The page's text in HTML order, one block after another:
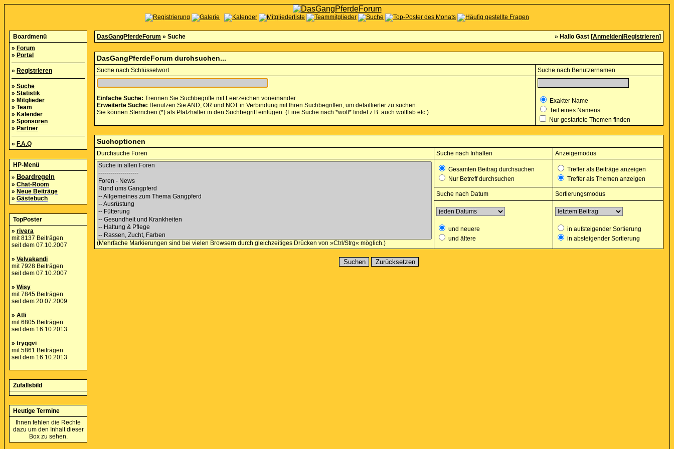
Boardmenü
» Forum
» Portal
» Registrieren
» Suche
» Statistik
» Mitglieder
» Team
» Kalender
» Sponsoren
» Partner
» F.A.Q
HP-Menü
» Boardregeln
» Chat-Room
» Neue Beiträge
» Gästebuch
TopPoster
» rivera
mit 8137 Beiträgen
seit dem 07.10.2007
» Velvakandi
mit 7928 Beiträgen
seit dem 07.10.2007
» Wisy
mit 7845 Beiträgen
seit dem 20.07.2009
» Atli
mit 6805 Beiträgen
seit dem 16.10.2013
» tryggvi
mit 5861 Beiträgen
seit dem 16.10.2013
Zufallsbild
Heutige Termine
Ihnen fehlen die Rechte
dazu um den Inhalt dieser
Box zu sehen.
DasGangPferdeForum » Suche » Hallo Gast [Anmelden Registrieren]
DasGangPferdeForum durchsuchen...
Suche nach Schlüsselwort Suche nach Benutzernamen
Einfache Suche: Trennen Sie Suchbegriffe mit Leerzeichen voneinander.
Erweiterte Suche: Benutzen Sie AND, OR und NOT in Verbindung mit Ihren Suchbegriffen, um detaillierter zu suchen.
Sie können Sternchen (*) als Platzhalter in den Suchbegriff einfügen. (Eine Suche nach *wolt* findet z.B. auch woltlab etc.)
Exakter Name
Teil eines Namens
Nur gestartete Themen finden
Suchoptionen
Durchsuche Foren Suche nach Inhalten Anzeigemodus
(Mehrfache Markierungen sind bei vielen Browsern durch gleichzeitiges Drücken von »Ctrl/Strg« möglich.)
Gesamten Beitrag durchsuchen
Nur Betreff durchsuchen
Treffer als Beiträge anzeigen
Treffer als Themen anzeigen
Suche nach Datum Sortierungsmodus
und neuere
und ältere
in aufsteigender Sortierung
in absteigender Sortierung